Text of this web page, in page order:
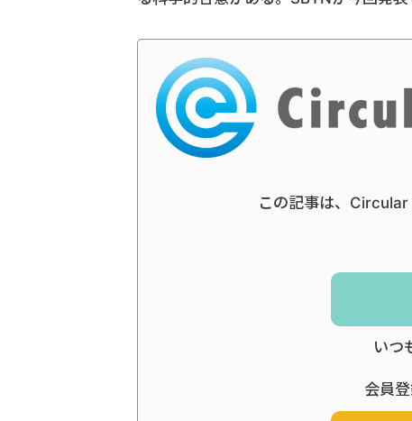
この記事は、Circular
いつ
会員